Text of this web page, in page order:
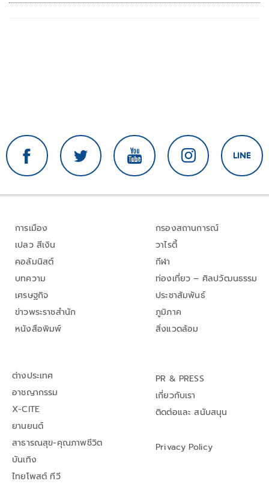
การเมือง
เปลว สีเงิน
คอลัมนิสต์
บทความ
เศรษฐกิจ
ข่าวพระราชสำนัก
หนังสือพิมพ์
กรองสถานการณ์
วาไรตี้
กีฬา
ท่องเที่ยว – ศิลปวัฒนธรรม
ประชาสัมพันธ์
ภูมิภาค
สิ่งแวดล้อม
ต่างประเทศ
อาชญากรรม
X-CITE
ยานยนต์
สาธารณสุข-คุณภาพชีวิต
บันเทิง
ไทยโพสต์ ทีวี
PR & PRESS
เกี่ยวกับเรา
ติดต่อและ สนับสนุน
Privacy Policy